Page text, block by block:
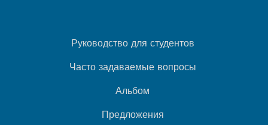
Руководство для студентов
Часто задаваемые вопросы
Альбом
Предложения